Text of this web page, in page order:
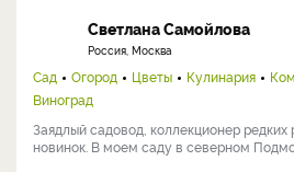
Светлана Самойлова
Россия, Москва
Сад Огород Цветы Кулинария
Виноград
Заядлый садовод, коллекционер редких
новинок. В моем саду в северном